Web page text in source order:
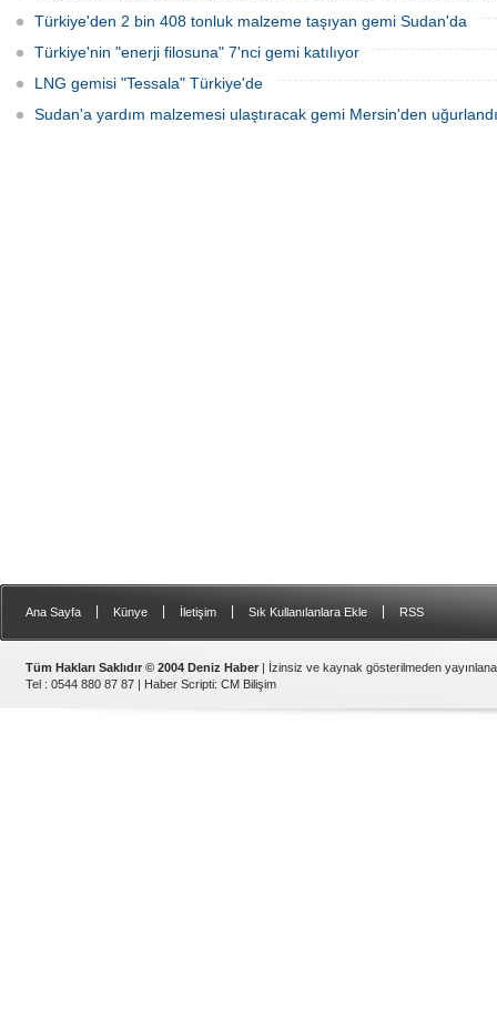
Türkiye'den 2 bin 408 tonluk malzeme taşıyan gemi Sudan'da
Türkiye'nin "enerji filosuna" 7'nci gemi katılıyor
LNG gemisi "Tessala" Türkiye'de
Sudan'a yardım malzemesi ulaştıracak gemi Mersin'den uğurlandı
Ana Sayfa Künye İletişim Sık Kullanılanlara Ekle RSS
Tüm Hakları Saklıdır © 2004 Deniz Haber | İzinsiz ve kaynak gösterilmeden
Tel : 0544 880 87 87 | Haber Scripti: CM Bilişim